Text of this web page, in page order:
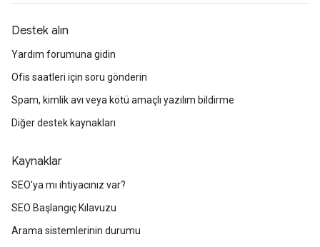
Destek alın
Yardım forumuna gidin
Ofis saatleri için soru gönderin
Spam, kimlik avı veya kötü amaçlı yazılım bildirme
Diğer destek kaynakları
Kaynaklar
SEO'ya mı ihtiyacınız var?
SEO Başlangıç Kılavuzu
Arama sistemlerinin durumu